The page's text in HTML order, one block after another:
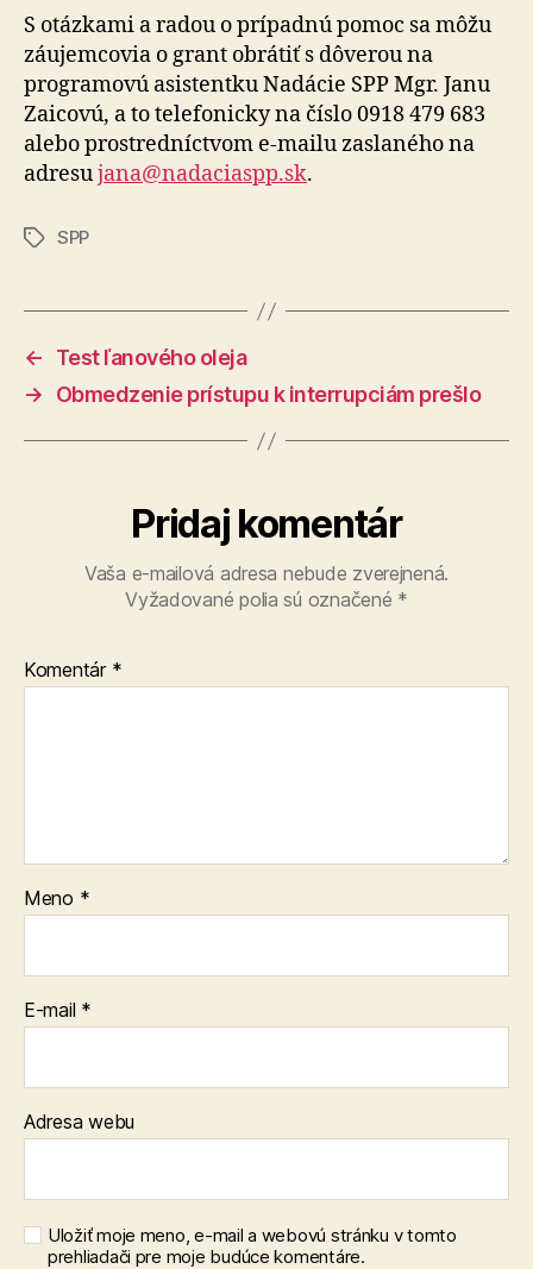
S otázkami a radou o prípadnú pomoc sa môžu
záujemcovia o grant obrátiť s dôverou na
programovú asistentku Nadácie SPP Mgr. Janu
Zaicovú, a to telefonicky na číslo 0918 479 683
alebo prostredníctvom e-mailu zaslaného na
adresujana@nadaciaspp.sk.
Značky
SPP
←
Test ľanového oleja
→
Obmedzenie prístupu k interrupciám prešlo
Pridaj komentár
Vaša e-mailová adresa nebude zverejnená.
Vyžadované polia sú označené *
Komentár *
Meno *
E-mail *
Adresa webu
Uložiť moje meno, e-mail a webovú stránku v tomto
prehliadači pre moje budúce komentáre.